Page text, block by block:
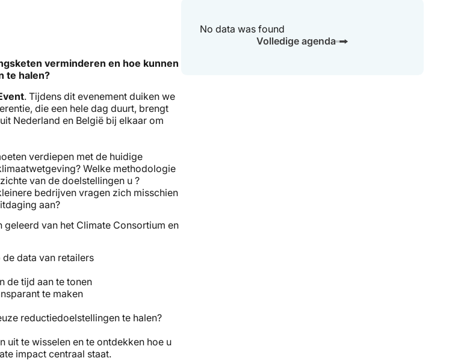
verminderen en hoe kunnen
te halen?
. Tijdens dit evenement duiken we
die een hele dag duurt, brengt
Nederland en België bij elkaar om
verdiepen met de huidige
Welke methodologie
van de doelstellingen u ?
bedrijven vragen zich misschien
aan?
van het Climate Consortium en
data van retailers
de tijd aan te tonen
te maken
reductiedoelstellingen te halen?
uit te wisselen en te ontdekken hoe u
impact centraal staat.
No data was found
Volledige agenda